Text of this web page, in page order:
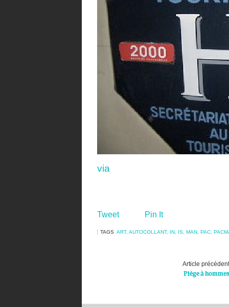
via
Tweet Pin It
TAGS ART, AUTOCOLLANT, IN, IS, MAN, PAC,
Article précédent
Piège à hommes